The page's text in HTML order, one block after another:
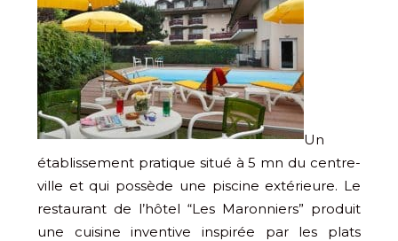
Un
établissement pratique situé à 5 mn du centre-
ville et qui possède une piscine extérieure. Le
restaurant de l’hôtel “Les Maronniers” produit
une cuisine inventive inspirée par les plats